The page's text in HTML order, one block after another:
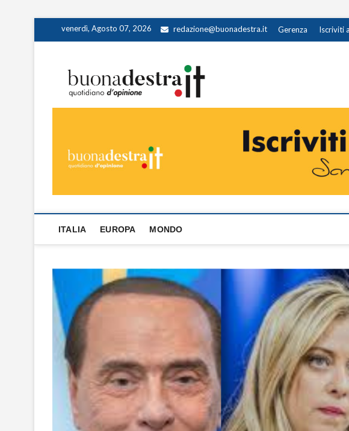
venerdì, Agosto 07, 2026 redazione@buonadestra.it Gerenza Iscriviti
ITALIA EUROPA MONDO